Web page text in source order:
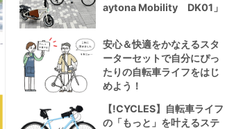
aytona Mobility DK01」
安心＆快適をかなえるスタ
ーターセットで自分にぴっ
たりの自転車ライフをはじ
めよう！
【!CYCLES】自転車ライフ
の「もっと」を叶えるステ